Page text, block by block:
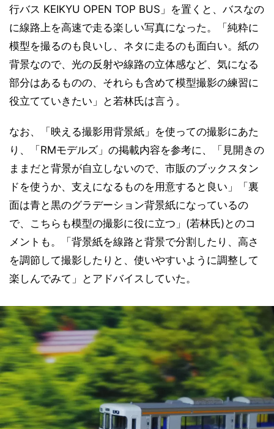
行バス KEIKYU OPEN TOP BUS」を置くと、バスなの
に線路上を高速で走る楽しい写真になった。「純粋に
模型を撮るのも良いし、ネタに走るのも面白い。紙の
背景なので、光の反射や線路の立体感など、気になる
部分はあるものの、それらも含めて模型撮影の練習に
役立てていきたい」と若林氏は言う。
なお、「映える撮影用背景紙」を使っての撮影にあた
り、「RMモデルズ」の掲載内容を参考に、「見開きの
ままだと背景が自立しないので、市販のブックスタン
ドを使うか、支えになるものを用意すると良い」「裏
面は青と黒のグラデーション背景紙になっているの
で、こちらも模型の撮影に役に立つ」(若林氏)とのコ
メントも。「背景紙を線路と背景で分割したり、高さ
を調節して撮影したりと、使いやすいように調整して
楽しんでみて」とアドバイスしていた。